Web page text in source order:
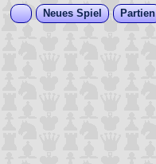
Neues Spiel Partien